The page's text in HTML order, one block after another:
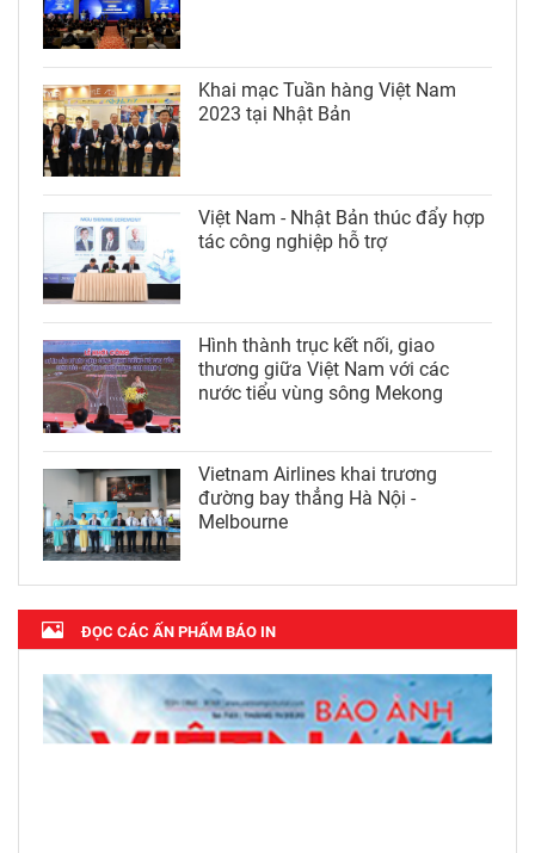
Khai mạc Tuần hàng Việt Nam
2023 tại Nhật Bản
Việt Nam - Nhật Bản thúc đẩy hợp
tác công nghiệp hỗ trợ
Hình thành trục kết nối, giao
thương giữa Việt Nam với các
nước tiểu vùng sông Mekong
Vietnam Airlines khai trương
đường bay thẳng Hà Nội -
Melbourne
ĐỌC CÁC ẤN PHẨM BÁO IN